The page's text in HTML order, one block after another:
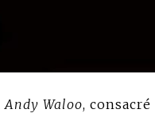
Andy Waloo,